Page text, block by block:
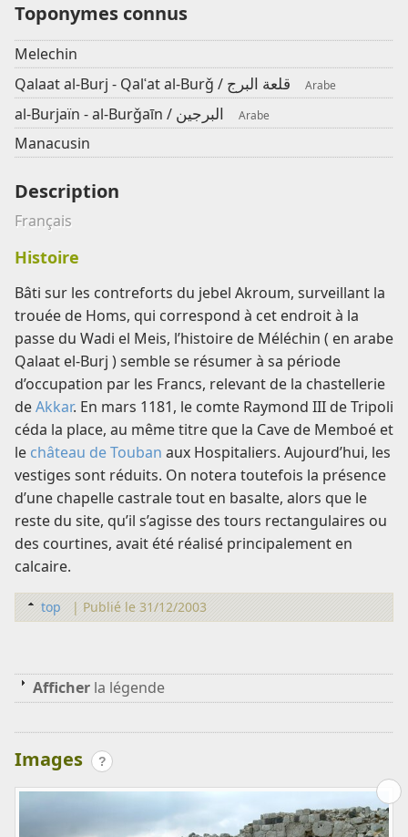
Toponymes connus
Melechin
Qalaat al-Burj - Qalʿat al-Burǧ / قلعة البرج Arabe
al-Burjaïn - al-Burǧaīn / البرجين Arabe
Manacusin
Description
Français
Histoire
Bâti sur les contreforts du jebel Akroum, surveillant la
trouée de Homs, qui correspond à cet endroit à la
passe du Wadi el Meis, l’histoire de Méléchin ( en arabe
Qalaat el-Burj ) semble se résumer à sa période
d’occupation par les Francs, relevant de la chastellerie
deAkkar. En mars 1181, le comte Raymond III de Tripoli
céda la place, au même titre que la Cave de Memboé et
le château de Touban aux Hospitaliers. Aujourd’hui, les
vestiges sont réduits. On notera toutefois la présence
d’une chapelle castrale tout en basalte, alors que le
reste du site, qu’il s’agisse des tours rectangulaires ou
des courtines, avait été réalisé principalement en
calcaire.
top | Publié le 31/12/2003
Afficher la légende
Images ?